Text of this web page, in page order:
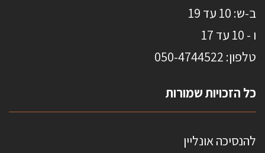
ב-ש: 10 עד 19
ו - 10 עד 17
טלפון: 0 50-4744522
כל הזכויות שמורות
להנסיכה אונליין